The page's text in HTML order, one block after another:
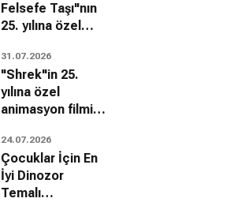
Felsefe Taşı"nın
25. yılına özel
bilinmeyenleri!
31.07.2026
"Shrek"in 25.
yılına özel
animasyon filmin
24.07.2026
Çocuklar İçin En
İyi Dinozor
Temalı